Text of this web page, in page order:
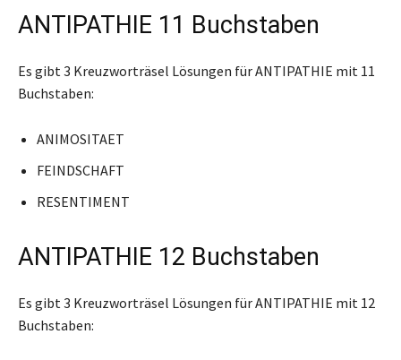
ANTIPATHIE 11 Buchstaben
Es gibt 3 Kreuzworträsel Lösungen für ANTIPATHIE mit 11
Buchstaben:
ANIMOSITAET
FEINDSCHAFT
RESENTIMENT
ANTIPATHIE 12 Buchstaben
Es gibt 3 Kreuzworträsel Lösungen für ANTIPATHIE mit 12
Buchstaben: